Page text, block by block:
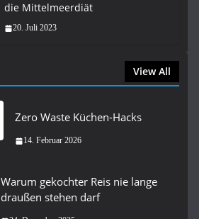
die Mittelmeerdiät
20. Juli 2023
View All
Zero Waste Küchen-Hacks
14. Februar 2026
Warum gekochter Reis nie lange
draußen stehen darf